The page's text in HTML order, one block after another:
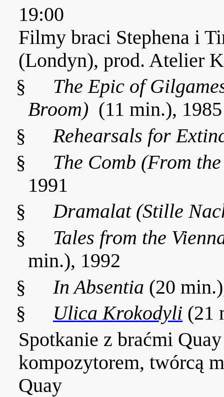
19:00
Filmy braci Stephena i
(Londyn), prod. Atelier
§
The Epic of
Broom) (11 min.), 1985
§ Rehearsals for
§
The Comb (From
1991
§ Dramalat (Stille
§ Tales from the
min.), 1992
§ In Absentia (20
§ Ulica Krokodyli (21
Spotkanie z braćmi
kompozytorem, twórcą
Quay